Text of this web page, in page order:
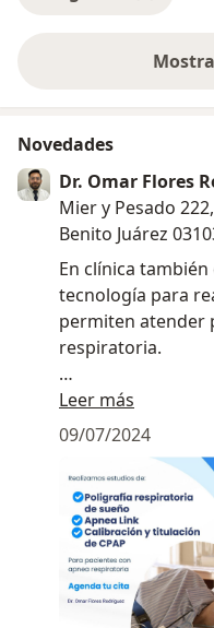
Novedades
Dr. Omar Flores
Mier y Pesado
Benito Juárez
En clínica
tecnología para
permiten atender
respiratoria.
¡Me encantaría
tu comodidad!
Leer más
09/07/2024